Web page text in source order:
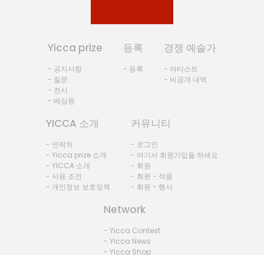
Yicca prize
- 공지사항
- 질문
- 전시
- 배심원
등록
- 등록
경쟁 예술가
- 아티스트
- 비공개 내역
YICCA 소개
- 연락처
- Yicca prize 소개
- YICCA 소개
- 사용 조건
- 개인정보 보호정책
커뮤니티
- 로그인
- 여기서 회원가입을 하세요
- 회원
- 회원 - 작품
- 회원 - 행사
Network
- Yicca Contest
- Yicca News
- Yicca Shop